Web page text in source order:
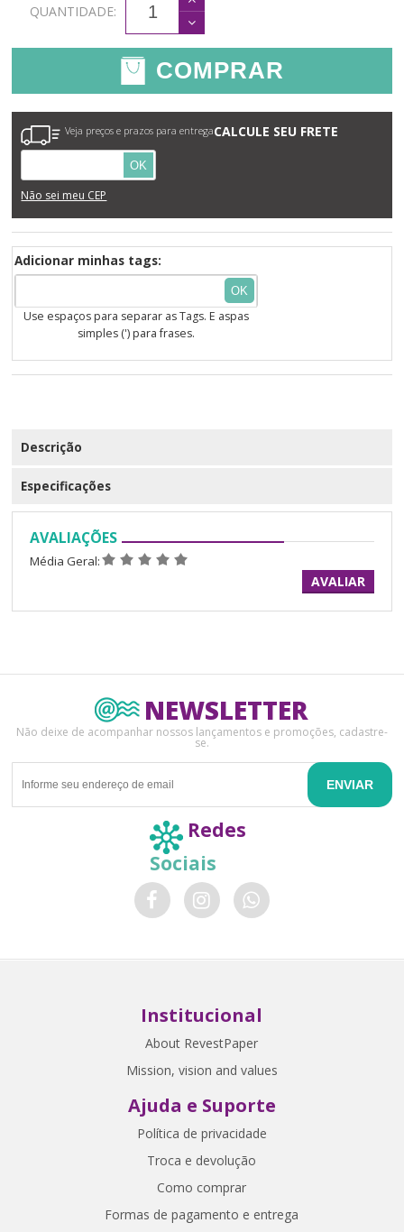
QUANTIDADE:
COMPRAR
CALCULE SEU FRETE
Veja preços e prazos para entrega
OK
Não sei meu CEP
Adicionar minhas tags:
OK
Use espaços para separar as Tags. E aspas
simples (') para frases.
Descrição
Especificações
AVALIAÇÕES
Média Geral:
AVALIAR
NEWSLETTER
Não deixe de acompanhar nossos lançamentos e promoções, cadastre-
se.
ENVIAR
Redes
Sociais
Institucional
About RevestPaper
Mission, vision and values
Ajuda e Suporte
Política de privacidade
Troca e devolução
Como comprar
Formas de pagamento e entrega